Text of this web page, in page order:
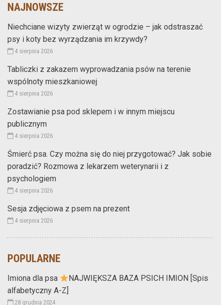
NAJNOWSZE
Niechciane wizyty zwierząt w ogrodzie – jak odstraszać
psy i koty bez wyrządzania im krzywdy?
4 sierpnia 2026
Tabliczki z zakazem wyprowadzania psów na terenie
wspólnoty mieszkaniowej
4 sierpnia 2026
Zostawianie psa pod sklepem i w innym miejscu
publicznym
4 sierpnia 2026
Śmierć psa. Czy można się do niej przygotować? Jak sobie
poradzić? Rozmowa z lekarzem weterynarii i z
psychologiem
4 sierpnia 2026
Sesja zdjęciowa z psem na prezent
4 sierpnia 2026
POPULARNE
Imiona dla psa
NAJWIĘKSZA BAZA PSICH IMION [Spis
alfabetyczny A-Z]
28 grudnia 2024